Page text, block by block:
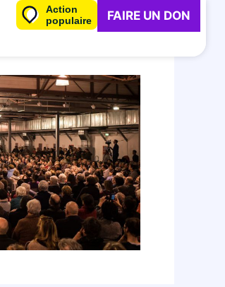
Action
populaire
FAIRE UN DON